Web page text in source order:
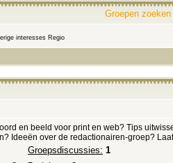
Groepen zoeken
interesses Regio
en beeld voor print en web? Tips
Ideeën over de redactionairen-groep?
Groepsdiscussies: 1